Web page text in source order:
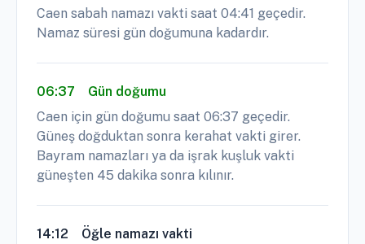
Caen sabah namazı vakti saat 04:41 geçedir.
Namaz süresi gün doğumuna kadardır.
06:37
Gün doğumu
Caen için gün doğumu saat 06:37 geçedir.
Güneş doğduktan sonra kerahat vakti girer.
Bayram namazları ya da işrak kuşluk vakti
güneşten 45 dakika sonra kılınır.
14:12
Öğle namazı vakti